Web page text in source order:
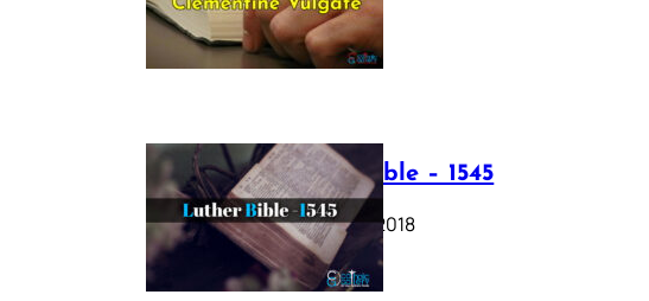
July 12, 2025
Luther Bible – 1545
October 17, 2018